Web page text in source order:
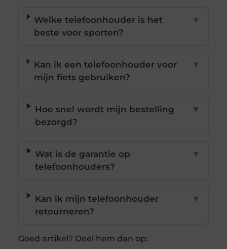
Welke telefoonhouder is het
beste voor sporten?
▼
Kan ik een telefoonhouder voor
mijn fiets gebruiken?
▼
Hoe snel wordt mijn bestelling
bezorgd?
▼
Wat is de garantie op
telefoonhouders?
▼
Kan ik mijn telefoonhouder
retourneren?
▼
Goed artikel? Deel hem dan op: